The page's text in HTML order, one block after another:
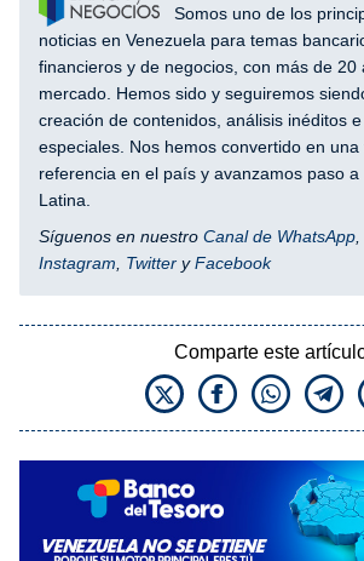
Somos uno de los
noticias en Venezuela para temas
financieros y de negocios, con más de 20
mercado. Hemos sido y seguiremos
creación de contenidos, análisis inéditos
especiales. Nos hemos convertido en
referencia en el país y avanzamos paso a
Latina.
Síguenos en nuestro Canal de WhatsApp
Instagram
Twitter yFacebook
Comparte este